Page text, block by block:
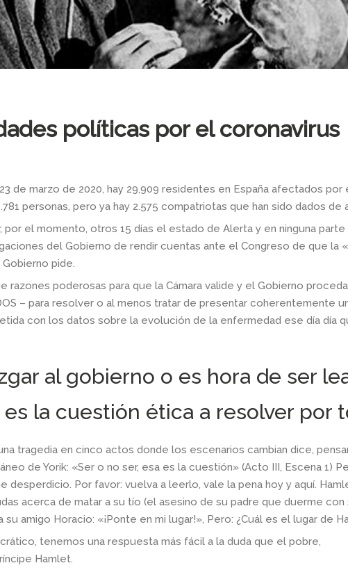
políticas por el coronavirus
de marzo de 2020, hay 29,909 residentes en España afectados por
personas, pero ya hay 2.575 compatriotas que han sido dados de
el momento, otros 15 días el estado de Alerta y en ninguna parte
del Gobierno de rendir cuentas ante el Congreso de que la
pide.
razones poderosas para que la Cámara valide y el Gobierno
– para resolver o al menos tratar de presentar coherentemente
con los datos sobre la evolución de la enfermedad ese día día
al gobierno o es hora de ser
es la cuestión ética a resolver por
tragedia en cinco actos donde los escenarios cambian dice,
de Yorik: «Ser o no ser, esa es la cuestión» (Acto III, Escena 1)
desperdicio. Por favor: vuelva a leerlo, vale la pena hoy y aquí.
acerca de matar a su tío (el asesino de su padre que duerme con
amigo Horacio: «¡Ponte en mi lugar!», Pero: ¿Cuál es el lugar de
tenemos una respuesta más fácil a la duda que el pobre,
Hamlet.